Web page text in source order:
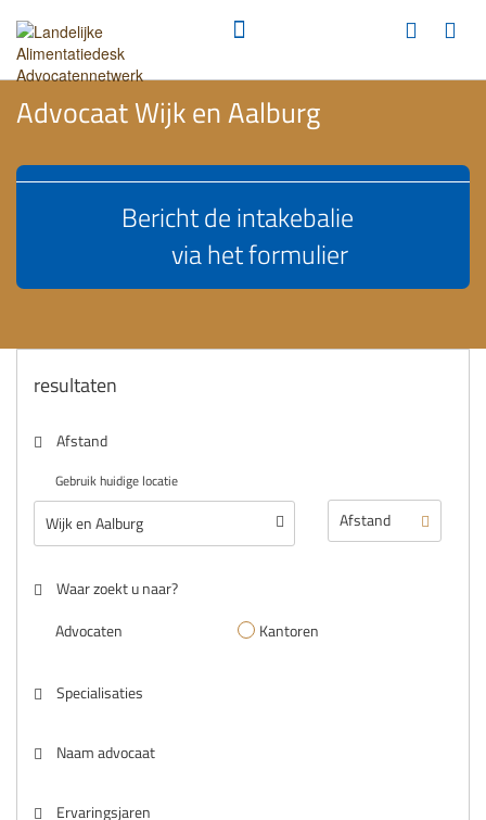
Advocaat Wijk en Aalburg
Bericht de intakebalie
via het formulier
resultaten
Afstand
Gebruik huidige locatie
Waar zoekt u naar?
Advocaten
Kantoren
Specialisaties
Naam advocaat
Ervaringsjaren